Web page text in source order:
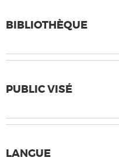
BIBLIOTHÈQUE
PUBLIC VISÉ
LANGUE